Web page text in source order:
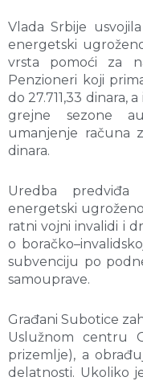
Vlada Srbije
energetski
vrsta pomoći za
Penzioneri koji
do 27.711,33 dinara,
grejne sezone
umanjenje računa
dinara.
Uredba
energetski
ratni vojni invalidi i
o
subvenciju po
samouprave.
Građani Subotice
Uslužnom centru
prizemlje), a
delatnosti. Ukoliko